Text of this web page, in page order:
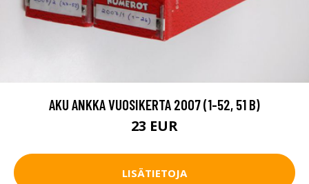
AKU ANKKA VUOSIKERTA 2007 (1-52, 51 B)
23 EUR
LISÄTIETOJA